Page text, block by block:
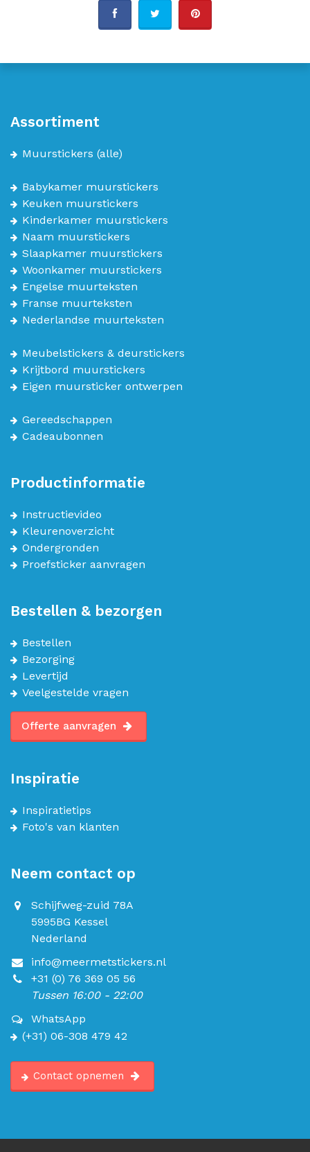
Assortiment
Muurstickers (alle)
Babykamer muurstickers
Keuken muurstickers
Kinderkamer muurstickers
Naam muurstickers
Slaapkamer muurstickers
Woonkamer muurstickers
Engelse muurteksten
Franse muurteksten
Nederlandse muurteksten
Meubelstickers & deurstickers
Krijtbord muurstickers
Eigen muursticker ontwerpen
Gereedschappen
Cadeaubonnen
Productinformatie
Instructievideo
Kleurenoverzicht
Ondergronden
Proefsticker aanvragen
Bestellen & bezorgen
Bestellen
Bezorging
Levertijd
Veelgestelde vragen
Offerte aanvragen
Inspiratie
Inspiratietips
Foto's van klanten
Neem contact op
Schijfweg-zuid 78A
5995BG Kessel
Nederland
info@meermetstickers.nl
+31 (0) 76 369 05 56
Tussen 16:00 - 22:00
WhatsApp
(+31) 06-308 479 42
Contact opnemen